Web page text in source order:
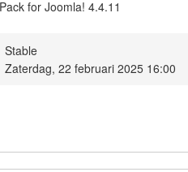
for Joomla! 4.4.11
Stable
Zaterdag, 22 februari 2025 16:00